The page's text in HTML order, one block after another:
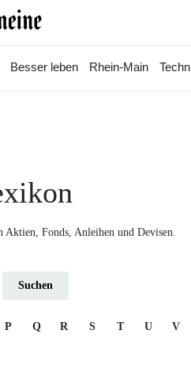
Besser leben Rhein-Main
Aktien, Fonds, Anleihen und Devisen.
Suchen
P Q R S T U V